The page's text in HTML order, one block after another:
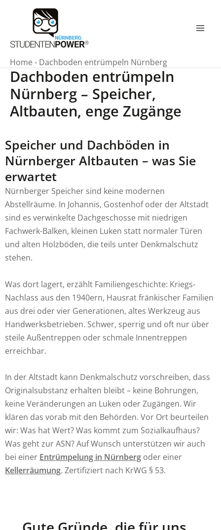
Home- Dachboden entrümpeln Nürnberg
Dachboden entrümpeln
Nürnberg – Speicher,
Altbauten, enge Zugänge
Speicher und Dachböden in
Nürnberger Altbauten – was Sie
erwartet
Nürnberger Speicher sind keine modernen
Abstellräume. In Johannis, Gostenhof oder der Altstadt
sind es verwinkelte Dachgeschosse mit niedrigen
Fachwerk-Balken, kleinen Luken statt normaler Türen
und alten Holzböden, die teils unter Denkmalschutz
stehen.
Was dort lagert, erzählt Familiengeschichte: Kriegs-
Nachlass aus den 1940ern, Hausrat fränkischer Familien
aus drei oder vier Generationen, altes Werkzeug aus
Handwerksbetrieben. Schwer, sperrig und oft nur über
steile Außentreppen oder schmale Innentreppen
erreichbar.
In der Altstadt kann Denkmalschutz vorschreiben, dass
Originalsubstanz erhalten bleibt – keine Bohrungen,
keine Veränderungen an Luken oder Zugängen. Wir
klären das vorab mit den Behörden. Vor Ort beurteilen
wir: Was hat Wert? Was kommt zum Sozialkaufhaus?
Was geht zur ASN? Auf Wunsch unterstützen wir auch
bei einer Entrümpelung in Nürnberg oder einer
Kellerräumung. Zertifiziert nach KrWG § 53.